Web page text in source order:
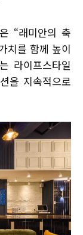
“래미안의 축
치를 함께 높이
라이프스타일
을 지속적으로